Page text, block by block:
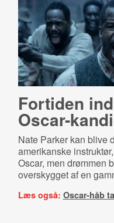
Fortiden
Oscar-
Nate Parker kan blive
amerikanske
Oscar, men drømmen
overskygget af en
Læs også: Oscar-håb